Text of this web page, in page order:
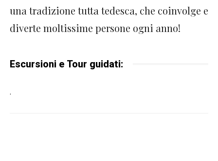
una tradizione tutta tedesca, che coinvolge e
diverte moltissime persone ogni anno!
Escursioni e Tour guidati:
.